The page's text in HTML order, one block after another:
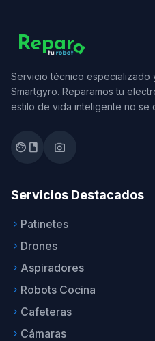
Servicio técnico especializado
Smartgyro. Reparamos tu
estilo de vida inteligente no se
facebook photo_camera
Servicios Destacados
keyboard_arrow_right Patinetes
keyboard_arrow_right Drones
keyboard_arrow_right Aspiradores
keyboard_arrow_right Robots Cocina
keyboard_arrow_right Cafeteras
keyboard_arrow_right Cámaras